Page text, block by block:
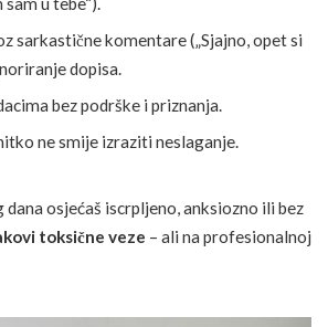
sarkastične komentare („Sjajno, opet si
dopisa.
bez podrške i priznanja.
ne smije izraziti neslaganje.
dana osjećaš iscrpljeno, anksiozno ili bez
toksične veze – ali na profesionalnoj